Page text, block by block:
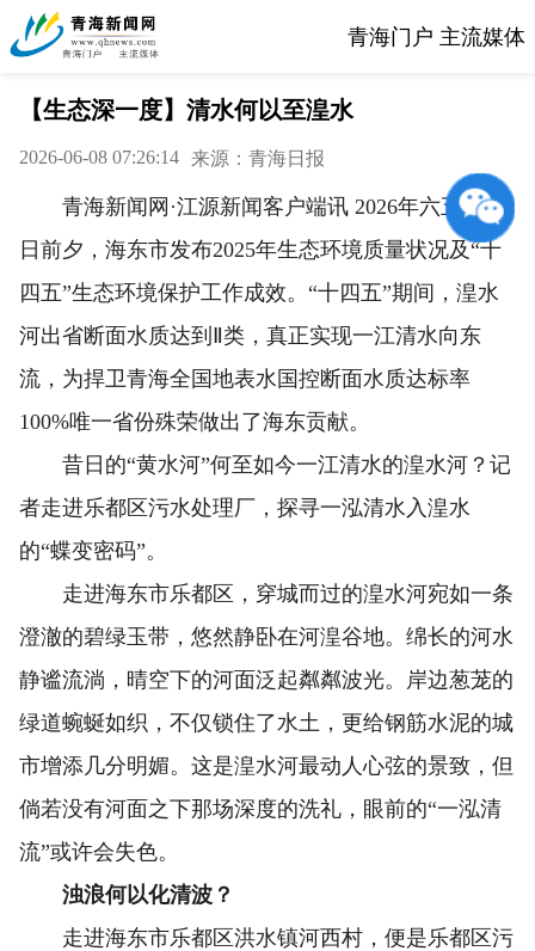
青海门户 主流媒体
【生态深一度】清水何以至湟水
2026-06-08 07:26:14 来源：青海日报
青海新闻网·江源新闻客户端讯 2026年六五环境
日前夕，海东市发布2025年生态环境质量状况及“十
四五”生态环境保护工作成效。“十四五”期间，湟水
河出省断面水质达到Ⅱ类，真正实现一江清水向东
流，为捍卫青海全国地表水国控断面水质达标率
100%唯一省份殊荣做出了海东贡献。
昔日的“黄水河”何至如今一江清水的湟水河？记
者走进乐都区污水处理厂，探寻一泓清水入湟水
的“蝶变密码”。
走进海东市乐都区，穿城而过的湟水河宛如一条
澄澈的碧绿玉带，悠然静卧在河湟谷地。绵长的河水
静谧流淌，晴空下的河面泛起粼粼波光。岸边葱茏的
绿道蜿蜒如织，不仅锁住了水土，更给钢筋水泥的城
市增添几分明媚。这是湟水河最动人心弦的景致，但
倘若没有河面之下那场深度的洗礼，眼前的“一泓清
流”或许会失色。
浊浪何以化清波？
走进海东市乐都区洪水镇河西村，便是乐都区污